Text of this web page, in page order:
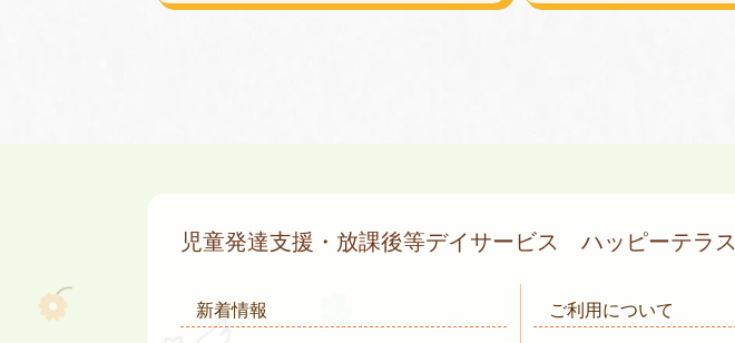
児童発達支援・放課後等デイサービス ハッピーテラス
新着情報 ご利用について